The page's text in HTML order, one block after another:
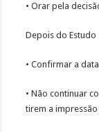
• Orar pela
Depois do Estudo
• Confirmar a
• Não continuar
tirem a